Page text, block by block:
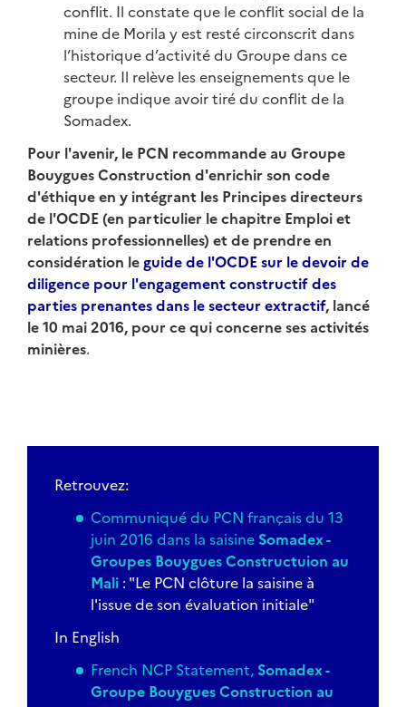
conflit. Il constate que le conflit social de la
mine de Morila y est resté circonscrit dans
l’historique d’activité du Groupe dans ce
secteur. Il relève les enseignements que le
groupe indique avoir tiré du conflit de la
Somadex.
Pour l'avenir, le PCN recommande au Groupe
Bouygues Construction d'enrichir son code
d'éthique en y intégrant les Principes directeurs
de l'OCDE (en particulier le chapitre Emploi et
relations professionnelles) et de prendre en
considération leguide de l'OCDE sur le devoir de
diligence pour l'engagement constructif des
parties prenantes dans le secteur extractif, lancé
le 10 mai 2016, pour ce qui concerne ses activités
minières.
Retrouvez:
Communiqué du PCN français du 13
juin 2016 dans la saisine Somadex -
Groupes Bouygues Constructuion au
Mali : "Le PCN clôture la saisine à
l'issue de son évaluation initiale"
In English
French NCP Statement, Somadex -
Groupe Bouygues Construction au